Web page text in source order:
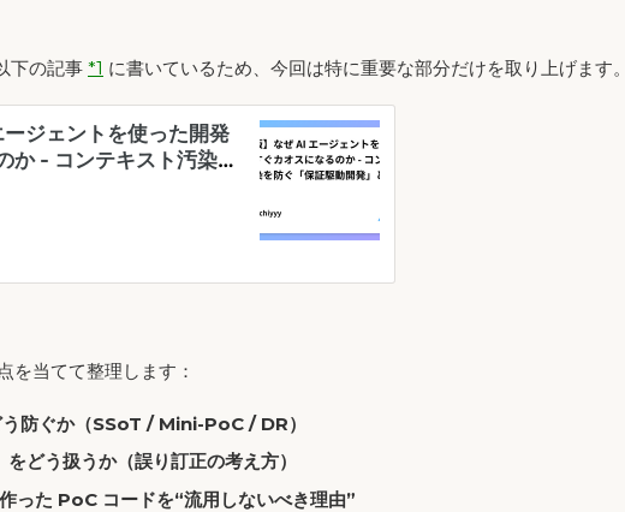
下の記事 *1 に書いているため、今回は特に重要な部分だけを取り上げます。
を当てて整理します：
防ぐか（SSoT / Mini-PoC / DR）
どう扱うか（誤り訂正の考え方）
た PoC コードを“流用しないべき理由”